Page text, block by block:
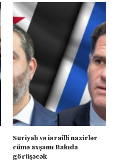
Suriyalı və israilli nazirlər
cümə axşamı Bakıda
görüşəcək